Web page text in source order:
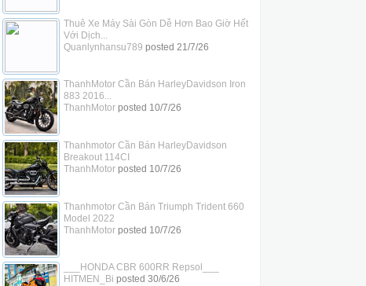
Thuê Xe Máy Sài Gòn Dễ Hơn Bao Giờ Hết
Với Dịch...
Quanlynhansu789 posted 21/7/26
ThanhMotor Cần Bán HarleyDavidson Iron
883 2016...
ThanhMotorposted 10/7/26
Thanhmotor Cần Bán HarleyDavidson
Breakout 114CI
ThanhMotorposted 10/7/26
Thanhmotor Cần Bán Triumph Trident 660
Model 2022
ThanhMotorposted 10/7/26
___HONDA CBR 600RR Repsol___
HITMEN_Bi posted 30/6/26